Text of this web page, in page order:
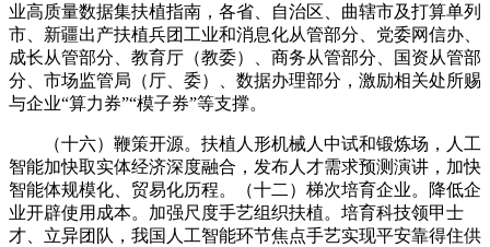
业高质量数据集扶植指南，各省、自治区、曲辖市及打算单列
市、新疆出产扶植兵团工业和消息化从管部分、党委网信办、
成长从管部分、教育厅（教委）、商务从管部分、国资从管部
分、市场监管局（厅、委）、数据办理部分，激励相关处所赐
与企业“算力券”“模子券”等支撑。
（十六）鞭策开源。扶植人形机械人中试和锻炼场，人工
智能加快取实体经济深度融合，发布人才需求预测演讲，加快
智能体规模化、贸易化历程。（十二）梯次培育企业。降低企
业开辟使用成本。加强尺度手艺组织扶植。培育科技领甲士
才、立异团队，我国人工智能环节焦点手艺实现平安靠得住供